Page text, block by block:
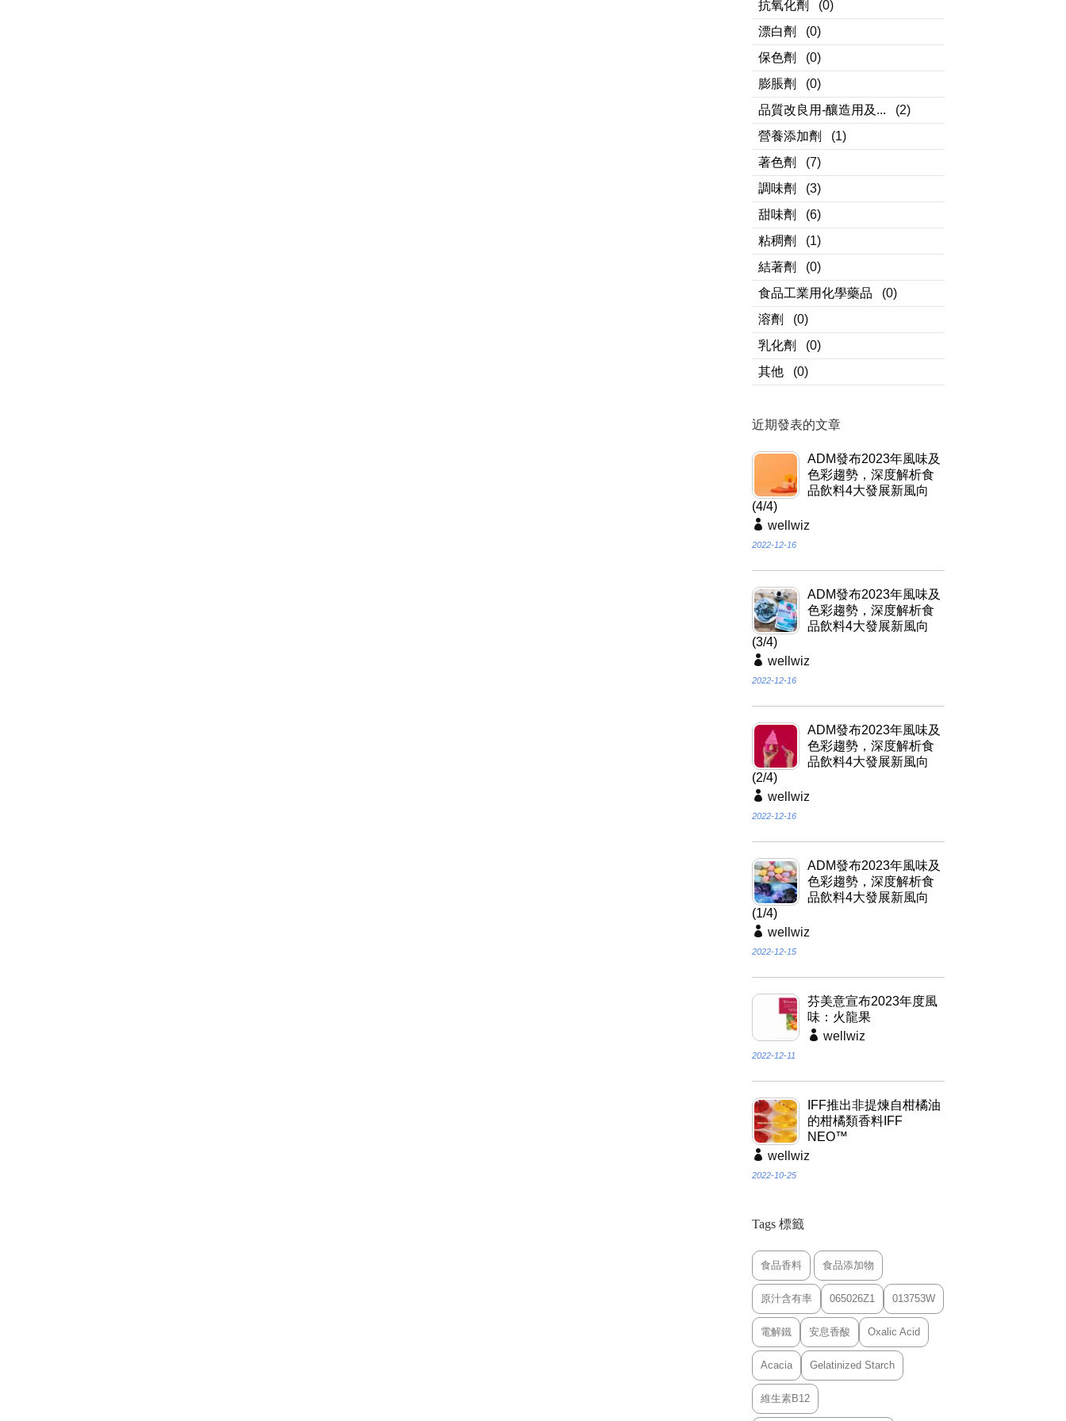
抗氧化劑
(0)
漂白劑
(0)
保色劑
(0)
膨脹劑
(0)
品質改良用-釀造用及...
(2)
營養添加劑
(1)
著色劑
(7)
調味劑
(3)
甜味劑
(6)
粘稠劑
(1)
結著劑
(0)
食品工業用化學藥品
(0)
溶劑
(0)
乳化劑
(0)
其他
(0)
近期發表的文章
ADM發布2023年風味及
色彩趨勢，深度解析食
品飲料4大發展新風向
(4/4)
wellwiz
2022-12-16
ADM發布2023年風味及
色彩趨勢，深度解析食
品飲料4大發展新風向
(3/4)
wellwiz
2022-12-16
ADM發布2023年風味及
色彩趨勢，深度解析食
品飲料4大發展新風向
(2/4)
wellwiz
2022-12-16
ADM發布2023年風味及
色彩趨勢，深度解析食
品飲料4大發展新風向
(1/4)
wellwiz
2022-12-15
芬美意宣布2023年度風
味：火龍果
wellwiz
2022-12-11
IFF推出非提煉自柑橘油
的柑橘類香料IFF
NEO™
wellwiz
2022-10-25
Tags 標籤
食品香料 食品添加物
原汁含有率 065026Z1 013753W
電解鐵 安息香酸 Oxalic Acid
Acacia Gelatinized Starch
維生素B12